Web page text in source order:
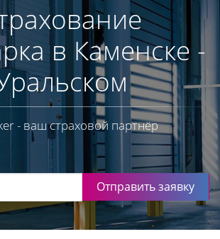
в Каменске -
- ваш страховой партнёр
Отправить заявку